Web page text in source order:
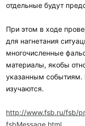
отдельные будут
При этом в ходе
для нагнетания
многочисленные
материалы, якобы
указанным событиям.
изучаются.
http://www.fsb.ru/fsb/
fsbMessage.html